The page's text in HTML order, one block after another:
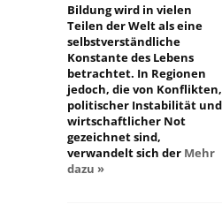
Bildung wird in vielen
Teilen der Welt als eine
selbstverständliche
Konstante des Lebens
betrachtet. In Regionen
jedoch, die von Konflikten,
politischer Instabilität und
wirtschaftlicher Not
gezeichnet sind,
verwandelt sich der Mehr
dazu »